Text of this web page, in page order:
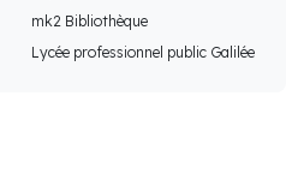
mk2 Bibliothèque
Lycée professionnel public Galilée